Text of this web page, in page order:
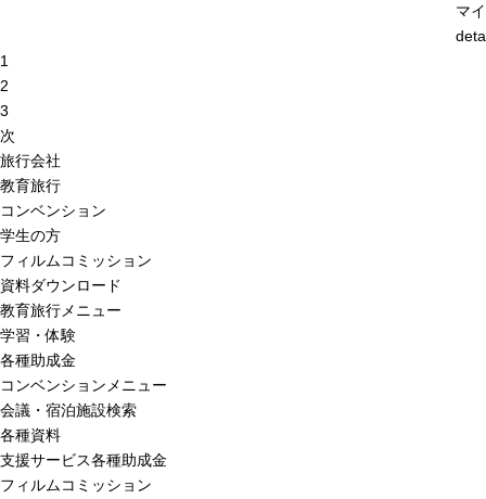
マ
1
2
3
次
旅行会社
教育旅行
コンベンション
学生の方
フィルムコミッション
資料ダウンロード
教育旅行メニュー
学習・体験
各種助成金
コンベンションメニュー
会議・宿泊施設検索
各種資料
支援サービス各種助成金
フィルムコミッション